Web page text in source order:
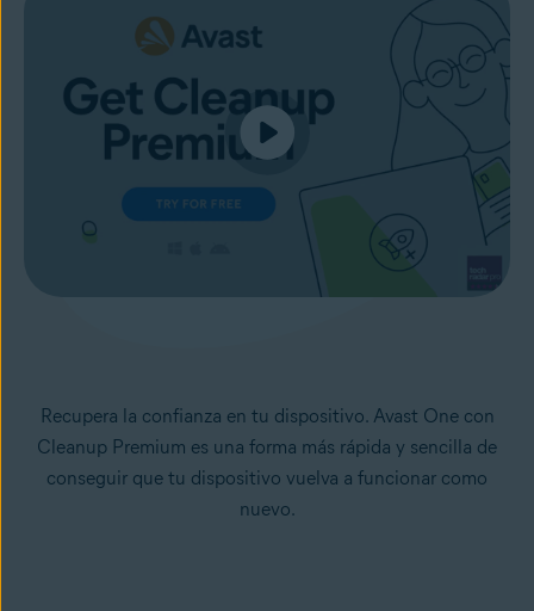
Recupera la confianza en tu dispositivo. Avast One con
Cleanup Premium es una forma más rápida y sencilla de
conseguir que tu dispositivo vuelva a funcionar como
nuevo.